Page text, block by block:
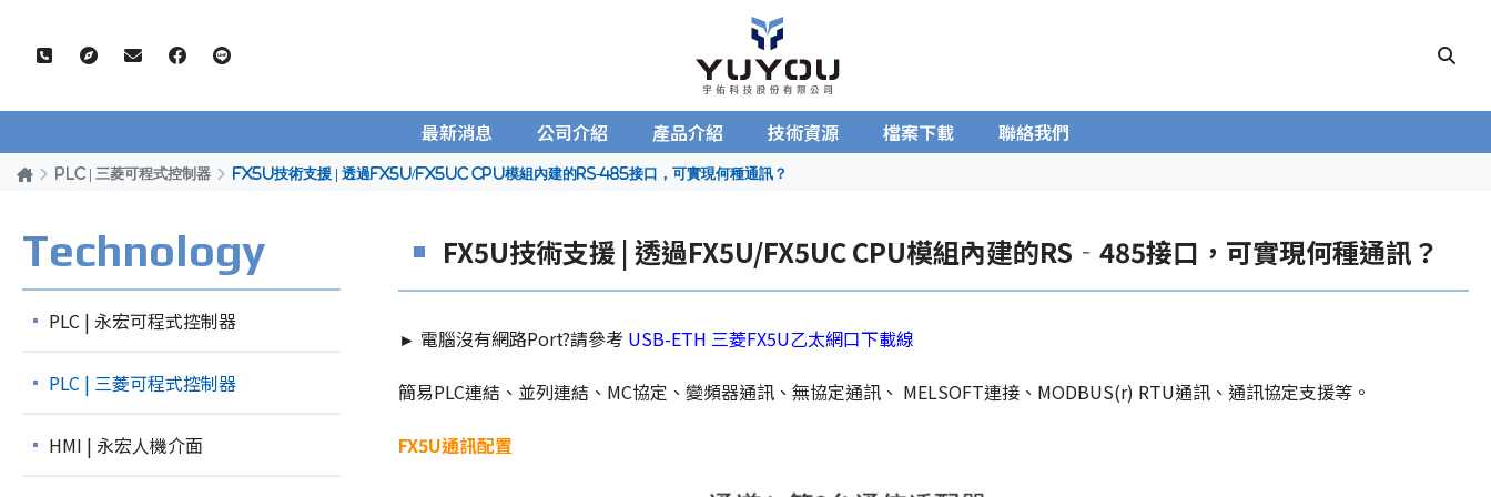
最新消息 公司介紹 產品介紹 技術資源 檔案下載 聯絡我們
PLC | 三菱可程式控制器 FX5U技術支援 | 透過FX5U/FX5UC CPU模組內建的RS‐485接口，可實現何種通訊？
Technology
PLC | 永宏可程式控制器
PLC | 三菱可程式控制器
HMI | 永宏人機介面
FX5U技術支援 | 透過FX5U/FX5UC CPU模組內建的RS‐485接口，可實現何種通訊？
► 電腦沒有網路Port?請參考 USB-ETH 三菱FX5U乙太網口下載線
簡易PLC連結、並列連結、MC協定、變頻器通訊、無協定通訊、 MELSOFT連接、MODBUS(r) RTU通訊、通訊協定支援等。
FX5U通訊配置